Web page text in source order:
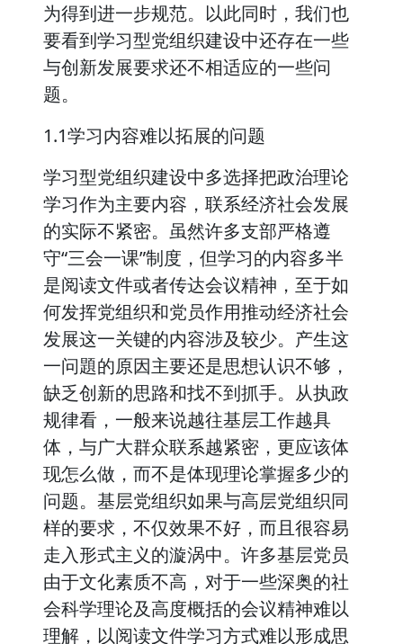
为得到进一步规范。以此同时，我们也
要看到学习型党组织建设中还存在一些
与创新发展要求还不相适应的一些问
题。
1.1学习内容难以拓展的问题
学习型党组织建设中多选择把政治理论
学习作为主要内容，联系经济社会发展
的实际不紧密。虽然许多支部严格遵
守“三会一课”制度，但学习的内容多半
是阅读文件或者传达会议精神，至于如
何发挥党组织和党员作用推动经济社会
发展这一关键的内容涉及较少。产生这
一问題的原因主要还是思想认识不够，
缺乏创新的思路和找不到抓手。从执政
规律看，一般来说越往基层工作越具
体，与广大群众联系越紧密，更应该体
现怎么做，而不是体现理论掌握多少的
问题。基层党组织如果与高层党组织同
样的要求，不仅效果不好，而且很容易
走入形式主义的漩涡中。许多基层党员
由于文化素质不高，对于一些深奥的社
会科学理论及高度概括的会议精神难以
理解，以阅读文件学习方式难以形成思